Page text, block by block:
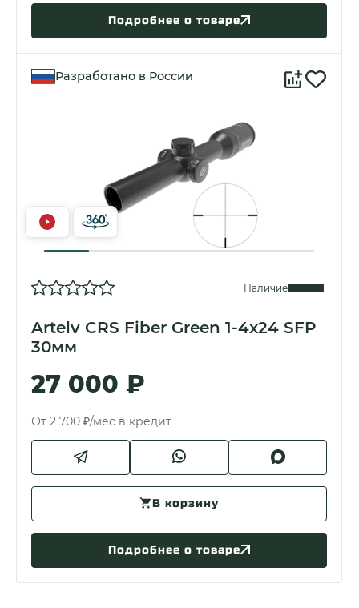
Подробнее о товаре
Разработано в России
Наличие
Artelv CRS Fiber Green 1-4x24 SFP
30мм
27 000 ₽
От 2 700 ₽/мес в кредит
В корзину
Подробнее о товаре